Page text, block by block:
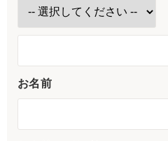
お名前